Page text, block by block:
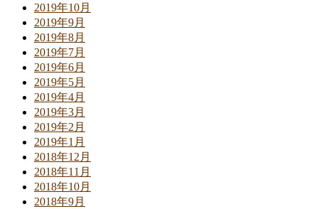
2019年10月
2019年9月
2019年8月
2019年7月
2019年6月
2019年5月
2019年4月
2019年3月
2019年2月
2019年1月
2018年12月
2018年11月
2018年10月
2018年9月